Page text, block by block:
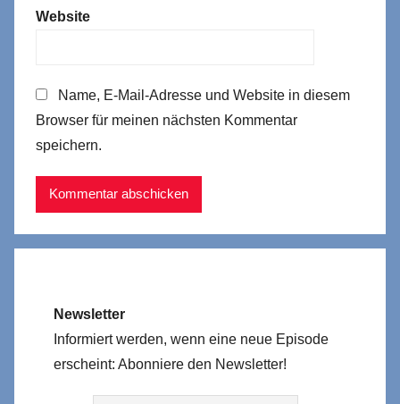
Website
Name, E-Mail-Adresse und Website in diesem
Browser für meinen nächsten Kommentar
speichern.
Newsletter
Informiert werden, wenn eine neue Episode
erscheint: Abonniere den Newsletter!